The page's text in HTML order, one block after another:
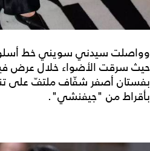
وواصلت سيدني سويني خط
حيث سرقت الأضواء خلال عرض
بفستان أصفر شفّاف ملتفّ على
بأقراط من "جيفنشي".